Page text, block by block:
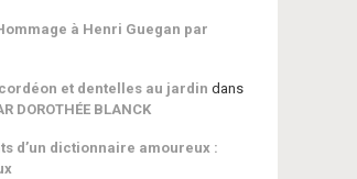
à Henri Guegan par
et dentelles au jardin dans
DOROTHÉE BLANCK
d’un dictionnaire amoureux :